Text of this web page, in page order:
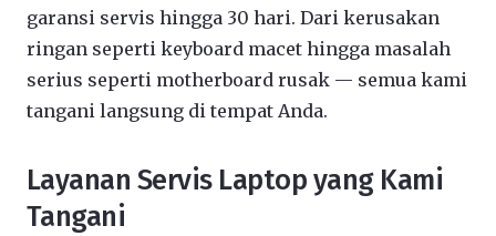
garansi servis hingga 30 hari. Dari kerusakan
ringan seperti keyboard macet hingga masalah
serius seperti motherboard rusak — semua kami
tangani langsung di tempat Anda.
Layanan Servis Laptop yang Kami
Tangani